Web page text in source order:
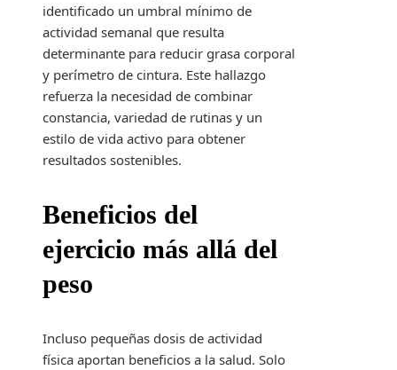
identificado un umbral mínimo de
actividad semanal que resulta
determinante para reducir grasa corporal
y perímetro de cintura. Este hallazgo
refuerza la necesidad de combinar
constancia, variedad de rutinas y un
estilo de vida activo para obtener
resultados sostenibles.
Beneficios del
ejercicio más allá del
peso
Incluso pequeñas dosis de actividad
física aportan beneficios a la salud. Solo